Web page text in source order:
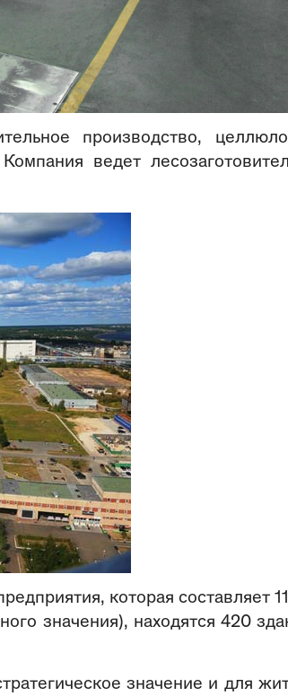
производство,
ведет
которая составляет
значения), находятся 420
значение и для